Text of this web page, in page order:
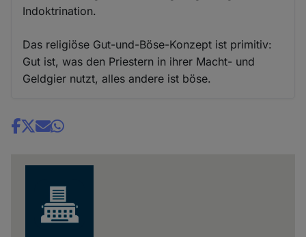
Indoktrination.
Das religiöse Gut-und-Böse-Konzept ist primitiv:
Gut ist, was den Priestern in ihrer Macht- und
Geldgier nutzt, alles andere ist böse.
Share